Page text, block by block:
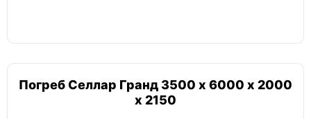
Погреб Селлар Гранд 3500 х 6000 х 2000
х 2150